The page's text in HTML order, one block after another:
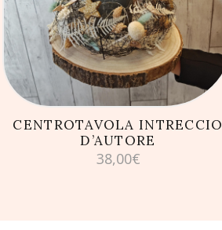
CENTROTAVOLA INTRECCIO
D’AUTORE
38,00€